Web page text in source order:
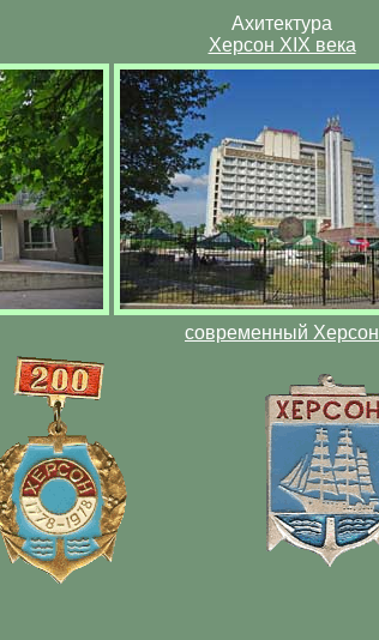
Ахитектура
Херсон XIX века
современный Херсон